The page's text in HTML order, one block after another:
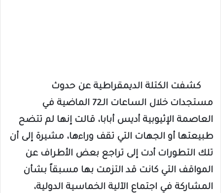
كشفت الكتلة الديمقراطية عن حدوث
مستجدات خلال الساعات الـ72 الماضية في
العاصمة الإثيوبية أديس أبابا، قالت إنها لم تتضح
طبيعتها أو الجهات التي تقف وراءها، مشيرة إلى أن
تلك التطورات أدت إلى تراجع بعض الأطراف عن
المواقف التي كانت قد التزمت بها مسبقاً بشأن
المشاركة في اجتماع الآلية الخماسية الدولية،